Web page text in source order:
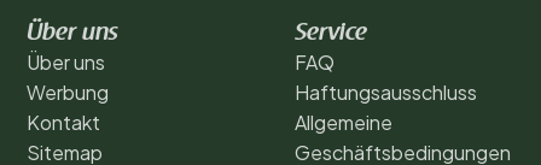
Über uns
Über uns
Werbung
Kontakt
Sitemap
Service
FAQ
Haftungsausschluss
Allgemeine
Geschäftsbedingungen